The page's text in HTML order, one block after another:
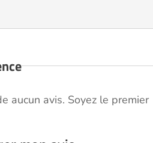
aucun avis. Soyez le premier